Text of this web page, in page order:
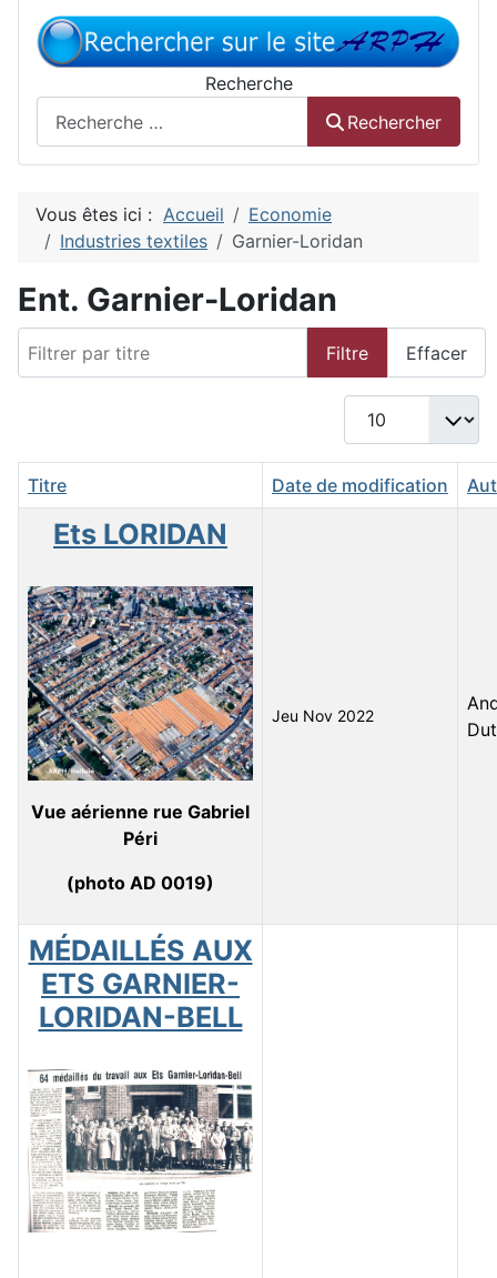
Recherche
Rechercher
Vous êtes ici : Accueil
Economie
Industries textiles
Garnier-Loridan
Ent. Garnier-Loridan
Filtre Effacer
Afficher #
Titre Date de modification
Ets LORIDAN
Vue aérienne rue Gabriel
Péri
(photo AD 0019)
Jeu Nov 2022
MÉDAILLÉS AUX
ETS GARNIER-
LORIDAN-BELL